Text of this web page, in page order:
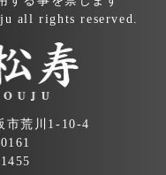
all rights reserved.
市荒川1-10-4